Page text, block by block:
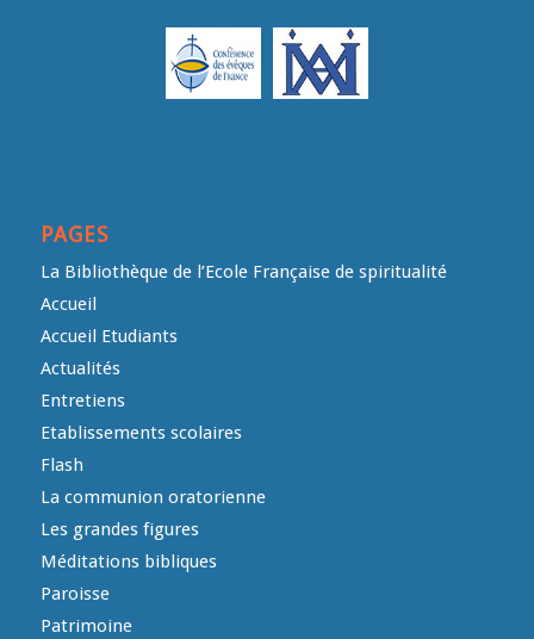
PAGES
La Bibliothèque de l’Ecole Française de spiritualité
Accueil
Accueil Etudiants
Actualités
Entretiens
Etablissements scolaires
Flash
La communion oratorienne
Les grandes figures
Méditations bibliques
Paroisse
Patrimoine